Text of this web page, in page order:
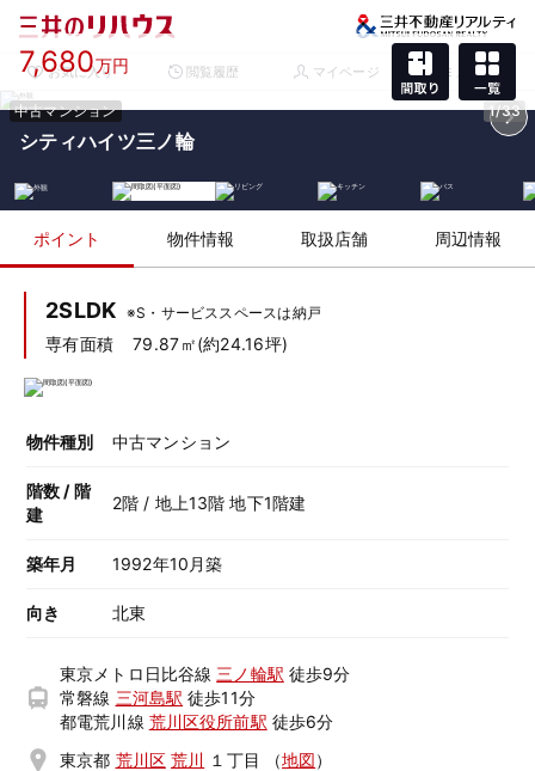
お気に入り 閲覧履歴 マイページ メニュー
中古マンション 1/33
7,680万円
シティハイツ三ノ輪
ポイント 物件情報 取扱店舗 周辺情報
2SLDK ※S・サービススペースは納戸
専有面積 79.87㎡(約24.16坪)
物件種別 中古マンション
階数 / 階
建
2階 / 地上13階 地下1階建
築年月 1992年10月築
向き 北東
東京メトロ日比谷線 三ノ輪駅 徒歩9分
常磐線 三河島駅 徒歩11分
都電荒川線 荒川区役所前駅 徒歩6分
東京都 荒川区 荒川 １丁目 （地図）